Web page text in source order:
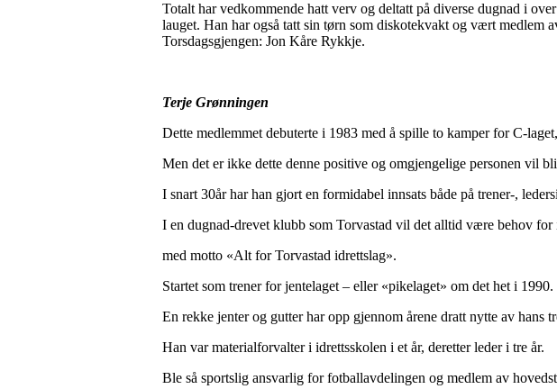
Totalt har vedkommende hatt verv og deltatt på diverse dugnad i
lauget. Han har også tatt sin tørn som diskotekvakt og vært medlem
Torsdagsgjengen: Jon Kåre Rykkje.
Terje Grønningen
Dette medlemmet debuterte i 1983 med å spille to kamper for C-
Men det er ikke dette denne positive og omgjengelige personen vil
I snart 30år har han gjort en formidabel innsats både på trener-,
I en dugnad-drevet klubb som Torvastad vil det alltid være behov for
med motto «Alt for Torvastad idrettslag».
Startet som trener for jentelaget – eller «pikelaget» om det het i 1990.
En rekke jenter og gutter har opp gjennom årene dratt nytte av hans
Han var materialforvalter i idrettsskolen i et år, deretter leder i tre år.
Ble så sportslig ansvarlig for fotballavdelingen og medlem av